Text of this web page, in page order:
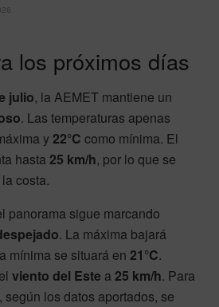
los próximos días
julio, la AEMET mantiene un
. Las temperaturas apenas
y22°C como mínima. El
hasta25 km/h, por lo que se
costa.
panorama sigue marcando
. La máxima bajará
mínima se situará en 21°C.
viento del Este a25 km/h. Para
, según los datos aportados, se